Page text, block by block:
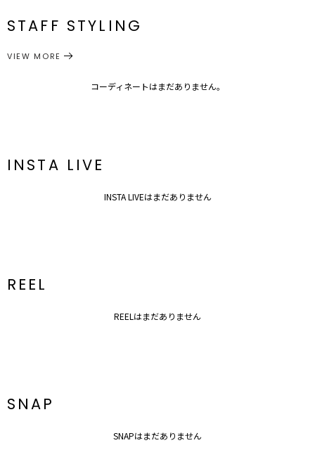
アクセサリー
STAFF STYLING
VIEW MORE
コーディネートはまだありません。
INSTA LIVE
INSTA LIVEはまだありません
REEL
REELはまだありません
SNAP
SNAPはまだありません